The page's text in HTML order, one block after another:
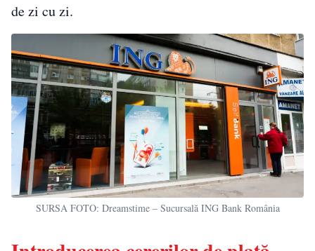
de zi cu zi.
SURSA FOTO: Dreamstime – Sucursală ING Bank România